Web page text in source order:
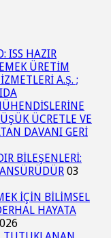
ISS HAZIR
ÜRETİM
A.Ş. ;
ÜCRETLE VE
DAVANI GERİ
BİLEŞENLERİ:
03
İÇİN BİLİMSEL
HAYATA